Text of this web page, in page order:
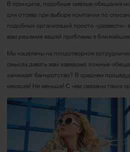
В принципе, подобные смелые обещания
для отсева при выборе компании по
подобных организаций просто «развести»
вам решение вашей проблемы в ближайшее
Мы нацелены на плодотворное
смысла давать вам заведомо ложные
занимает банкротство? В среднем
месяцев! Не меньше! С чем связаны такие